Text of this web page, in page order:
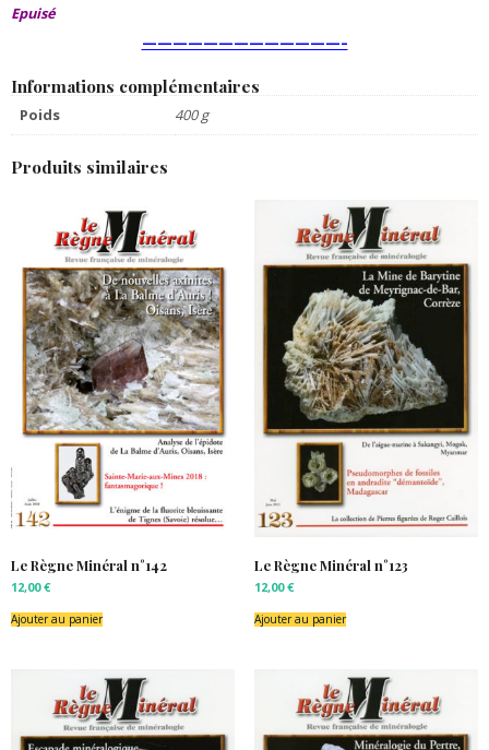
Epuisé
—————————————–
Informations complémentaires
Poids 400 g
Produits similaires
Le Règne Minéral n°142
12,00€
Ajouter au panier
Le Règne Minéral n°123
12,00€
Ajouter au panier